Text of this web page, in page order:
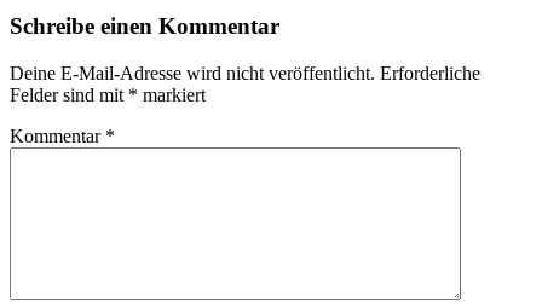
Schreibe einen Kommentar
Deine E-Mail-Adresse wird nicht veröffentlicht. Erforderliche
Felder sind mit * markiert
Kommentar *